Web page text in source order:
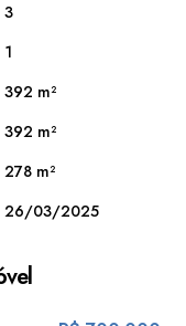
3
1
392 m²
392 m²
278 m²
26/03/2025